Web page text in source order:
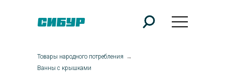
Товары народного потребления →
Ванны с крышками